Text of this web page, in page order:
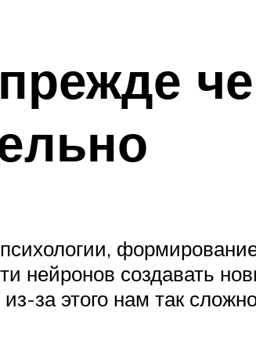
нейронов создавать
за этого нам так